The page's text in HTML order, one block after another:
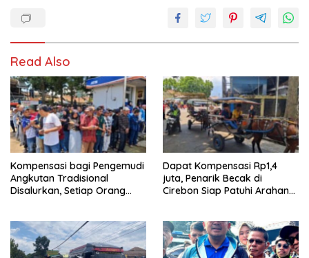
Read Also
Kompensasi bagi Pengemudi
Angkutan Tradisional
Disalurkan, Setiap Orang
Dapat Kompensasi Rp1,4
juta, Penarik Becak di
Cirebon Siap Patuhi Arahan